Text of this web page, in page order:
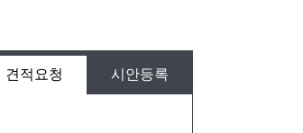
견적요청 시안등록